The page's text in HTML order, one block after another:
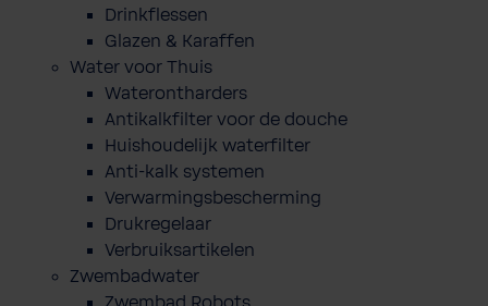
Drinkflessen
Glazen & Karaffen
Water voor Thuis
Waterontharders
Antikalkfilter voor de douche
Huishoudelijk waterfilter
Anti-kalk systemen
Verwarmingsbescherming
Drukregelaar
Verbruiksartikelen
Zwembadwater